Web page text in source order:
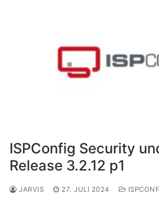
ISPConfig Security
Release 3.2.12 p1
JARVIS 27. JULI 2024